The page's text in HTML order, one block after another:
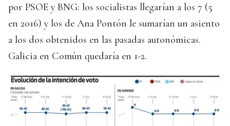
por PSOE y BNG: los socialistas llegarían a los 7 (5
en 2016) y los de Ana Pontón le sumarían un asiento
a los dos obtenidos en las pasadas autonómicas.
Galicia en Común quedaría en 1-2.